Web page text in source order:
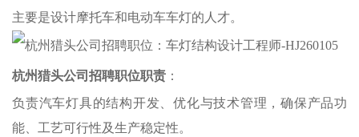
主要是设计摩托车和电动车车灯的人才。
杭州猎头公司招聘职位职责 ：
负责汽车灯具的结构开发、优化与技术管理，确保产品功
能、工艺可行性及生产稳定性。